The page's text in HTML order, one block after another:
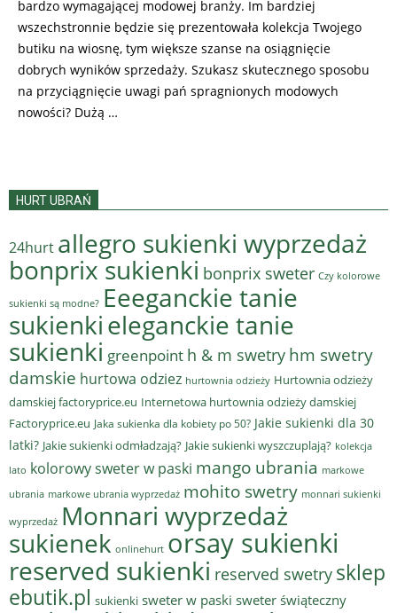
bardzo wymagającej modowej branży. Im bardziej
wszechstronnie będzie się prezentowała kolekcja Twojego
butiku na wiosnę, tym większe szanse na osiągnięcie
dobrych wyników sprzedaży. Szukasz skutecznego sposobu
na przyciągnięcie uwagi pań spragnionych modowych
nowości? Dużą …
HURT UBRAŃ
24hurt allegro sukienki wyprzedaż
bonprix sukienki bonprix sweter Czy kolorowe
sukienki są modne? Eeeganckie tanie
sukienkieleganckie tanie
sukienki greenpoint h & m swetry hm swetry
damskie hurtowa odziez hurtownia odzieży Hurtownia odzieży
damskiej factoryprice.eu Internetowa hurtownia odzieży damskiej
Factoryprice.eu Jaka sukienka dla kobiety po 50? Jakie sukienki dla 30
latki? Jakie sukienki odmładzają? Jakie sukienki wyszczuplają? kolekcja
lato kolorowy sweter w paski mango ubrania markowe
ubrania markowe ubrania wyprzedaż mohito swetry monnari sukienki
wyprzedaż Monnari wyprzedaż
sukienek onlinehurt orsay sukienki
reserved sukienki reserved swetry sklep
ebutik.pl sukienki sweter w paski sweter świąteczny